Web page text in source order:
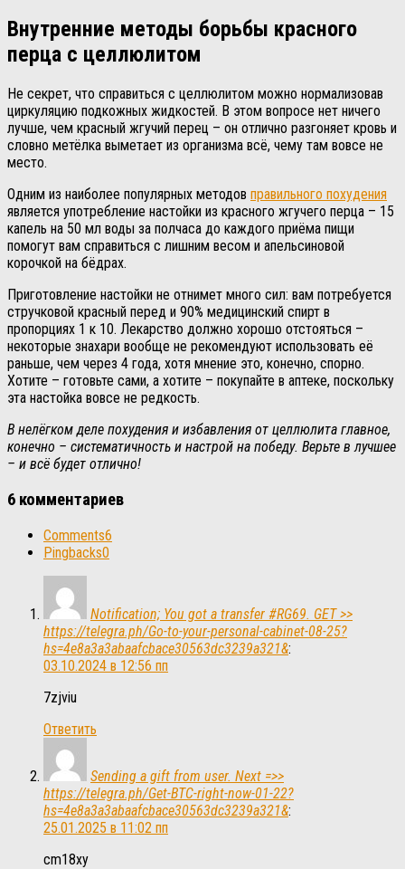
Внутренние методы борьбы красного
перца с целлюлитом
Не секрет, что справиться с целлюлитом можно нормализовав
циркуляцию подкожных жидкостей. В этом вопросе нет ничего
лучше, чем красный жгучий перец – он отлично разгоняет кровь и
словно метёлка выметает из организма всё, чему там вовсе не
место.
Одним из наиболее популярных методов правильного похудения
является употребление настойки из красного жгучего перца – 15
капель на 50 мл воды за полчаса до каждого приёма пищи
помогут вам справиться с лишним весом и апельсиновой
корочкой на бёдрах.
Приготовление настойки не отнимет много сил: вам потребуется
стручковой красный перед и 90% медицинский спирт в
пропорциях 1 к 10. Лекарство должно хорошо отстояться –
некоторые знахари вообще не рекомендуют использовать её
раньше, чем через 4 года, хотя мнение это, конечно, спорно.
Хотите – готовьте сами, а хотите – покупайте в аптеке, поскольку
эта настойка вовсе не редкость.
В нелёгком деле похудения и избавления от целлюлита главное,
конечно – систематичность и настрой на победу. Верьте в лучшее
– и всё будет отлично!
6 комментариев
Comments6
Pingbacks0
Notification; You got a transfer #RG69. GET >>
https://telegra.ph/Go-to-your-personal-cabinet-08-25?
hs=4e8a3a3abaafcbace30563dc3239a321&:
03.10.2024 в 12:56 пп
7zjviu
Ответить
Sending a gift from user. Next =>>
https://telegra.ph/Get-BTC-right-now-01-22?
hs=4e8a3a3abaafcbace30563dc3239a321&:
25.01.2025 в 11:02 пп
cm18xy